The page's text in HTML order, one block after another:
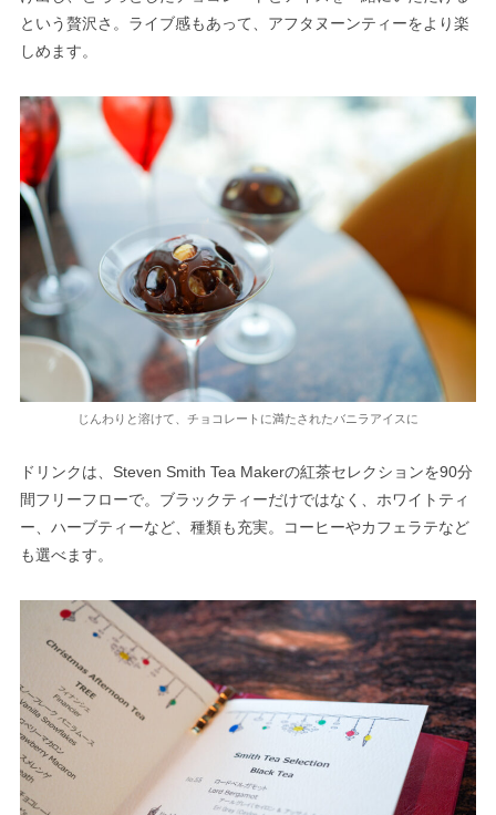
という贅沢さ。ライブ感もあって、アフタヌーンティーをより楽
しめます。
じんわりと溶けて、チョコレートに満たされたバニラアイスに
ドリンクは、Steven Smith Tea Makerの紅茶セレクションを90分
間フリーフローで。ブラックティーだけではなく、ホワイトティ
ー、ハーブティーなど、種類も充実。コーヒーやカフェラテなど
も選べます。